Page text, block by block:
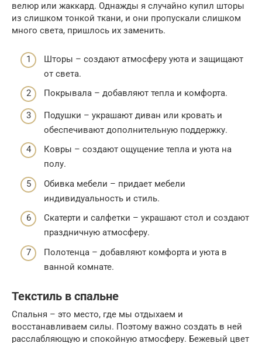
велюр или жаккард. Однажды я случайно купил шторы
из слишком тонкой ткани, и они пропускали слишком
много света, пришлось их заменить.
Шторы – создают атмосферу уюта и защищают
от света.
Покрывала – добавляют тепла и комфорта.
Подушки – украшают диван или кровать и
обеспечивают дополнительную поддержку.
Ковры – создают ощущение тепла и уюта на
полу.
Обивка мебели – придает мебели
индивидуальность и стиль.
Скатерти и салфетки – украшают стол и создают
праздничную атмосферу.
Полотенца – добавляют комфорта и уюта в
ванной комнате.
Текстиль в спальне
Спальня – это место, где мы отдыхаем и
восстанавливаем силы. Поэтому важно создать в ней
расслабляющую и спокойную атмосферу. Бежевый цвет